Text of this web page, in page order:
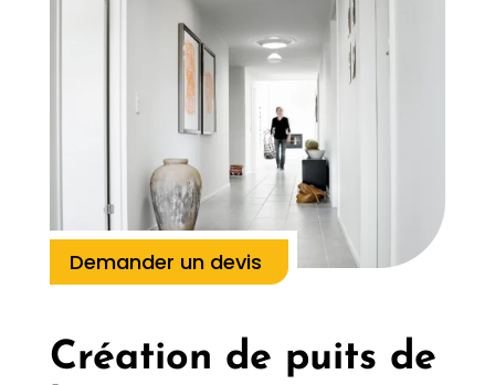
Demander un devis
Création de puits de